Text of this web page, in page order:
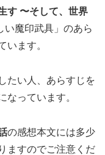
す 〜そして、世界
い魔印武具」のあら
います。
たい人、あらすじを
なっています。
の感想本文には多少
ますのでご注意くだ